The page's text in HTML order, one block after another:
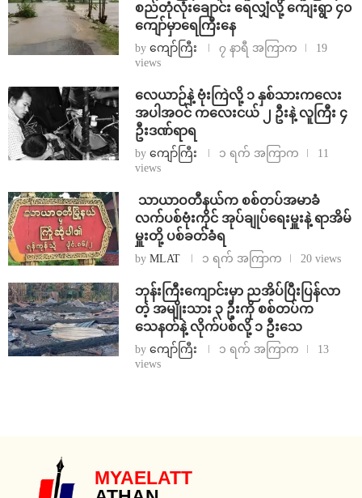
စည်တုံလုံးချောင်း ရေလျှံလို့ ကျေးရွာ ၄၀
ကျော်မှာရေကြီးနေ
by ကျော်ကြီး ၇ နာရီ အကြာက
19
views
⁨လေယာဉ်နဲ့ ဗုံးကြဲလို့ ၁ နှစ်သားကလေး
အပါအဝင် ကလေးငယ် ၂ ဦးနဲ့ လူကြီး ၄
ဦးဒဏ်ရာရ
by ကျော်ကြီး ၁ ရက် အကြာက
11
views
⁩ ⁨သာယာဝတီနယ်က စစ်တပ်အမာခံ
လက်ပစ်ဗုံးကိုင် အုပ်ချုပ်ရေးမှူးနဲ့ ရာအိမ်
မှူးတို့ ပစ်ခတ်ခံရ
by MLAT ၁ ရက် အကြာက 20 views
ဘုန်းကြီးကျောင်းမှာ ညအိပ်ပြီးပြန်လာ
တဲ့ အမျိုးသား ၃ ဦးကို စစ်တပ်က
သေနတ်နဲ့ လိုက်ပစ်လို့ ၁ ဦးသေ
by ကျော်ကြီး ၁ ရက် အကြာက
13
views
MYAELATT